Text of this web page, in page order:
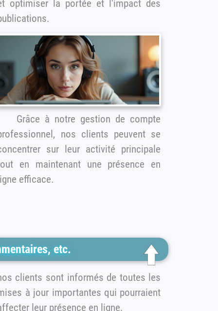
optimiser la portée et l'impact des
Grâce à notre gestion de compte
nos clients peuvent se
sur leur activité principale
en maintenant une présence en
efficace.
etc.
informés de toutes les
à jour importantes qui pourraient
leur présence en ligne.